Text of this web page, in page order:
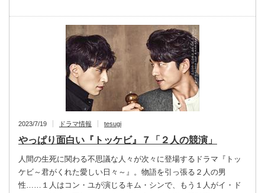
2023/7/19 ドラマ情報 tesugi
やっぱり面白い『トッケビ』７「２人の競演」
人間の生死に関わる不思議な人々が次々に登場するドラマ『トッ
ケビ～君がくれた愛しい日々～』。物語を引っ張る２人の男
性……１人はコン・ユが演じるキム・シンで、もう１人がイ・ド